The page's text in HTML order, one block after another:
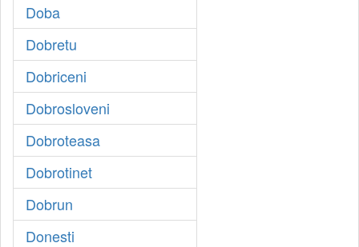
Doba
Dobretu
Dobriceni
Dobrosloveni
Dobroteasa
Dobrotinet
Dobrun
Donesti